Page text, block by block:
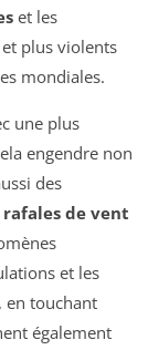
et les
plus violents
mondiales.
une plus
engendre non
des
rafales de vent
et les
, en touchant
également